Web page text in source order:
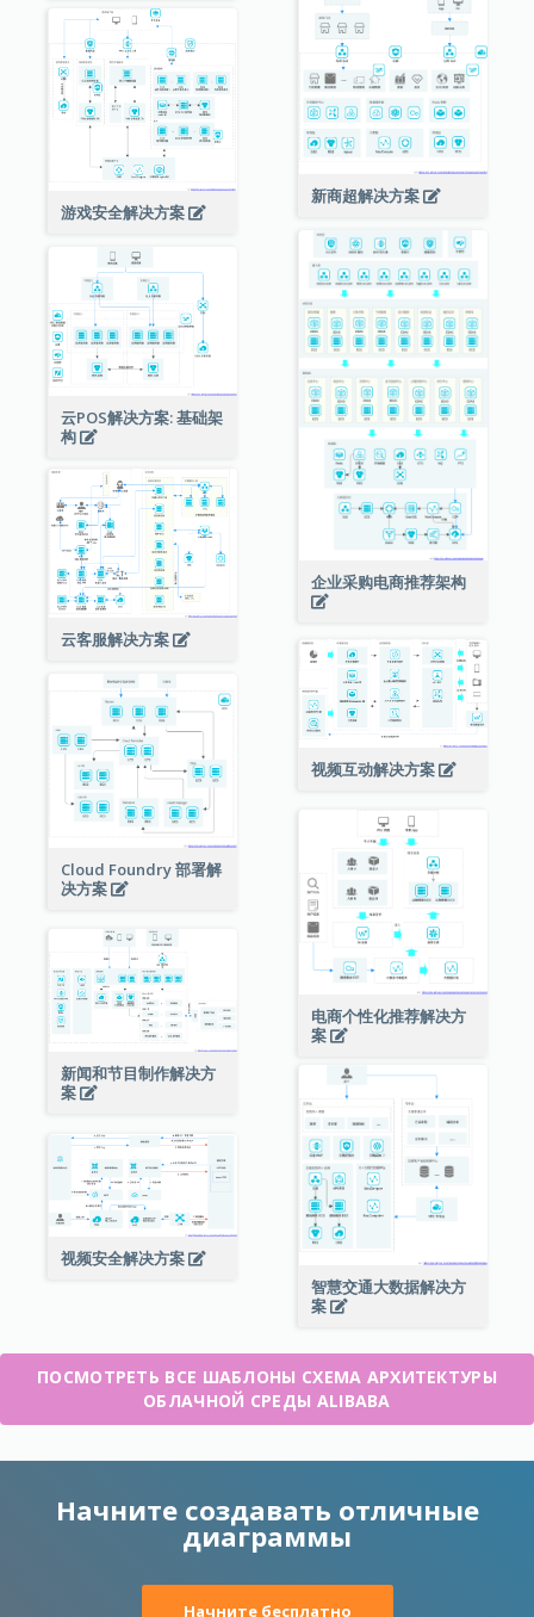
新商超解决方案
游戏安全解决方案
企业采购电商推荐架构
云POS解决方案: 基础架
构
云客服解决方案
视频互动解决方案
Cloud Foundry 部署解
决方案
电商个性化推荐解决方
案
新闻和节目制作解决方
案
智慧交通大数据解决方
案
视频安全解决方案
ПОСМОТРЕТЬ ВСЕ ШАБЛОНЫ СХЕМА АРХИТЕКТУРЫ
ОБЛАЧНОЙ СРЕДЫ ALIBABA
Начните создавать отличные
диаграммы
Начните бесплатно